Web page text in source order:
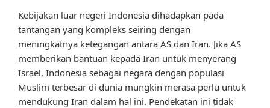
Kebijakan luar negeri Indonesia dihadapkan pada
tantangan yang kompleks seiring dengan
meningkatnya ketegangan antara AS dan Iran. Jika AS
memberikan bantuan kepada Iran untuk menyerang
Israel, Indonesia sebagai negara dengan populasi
Muslim terbesar di dunia mungkin merasa perlu untuk
mendukung Iran dalam hal ini. Pendekatan ini tidak